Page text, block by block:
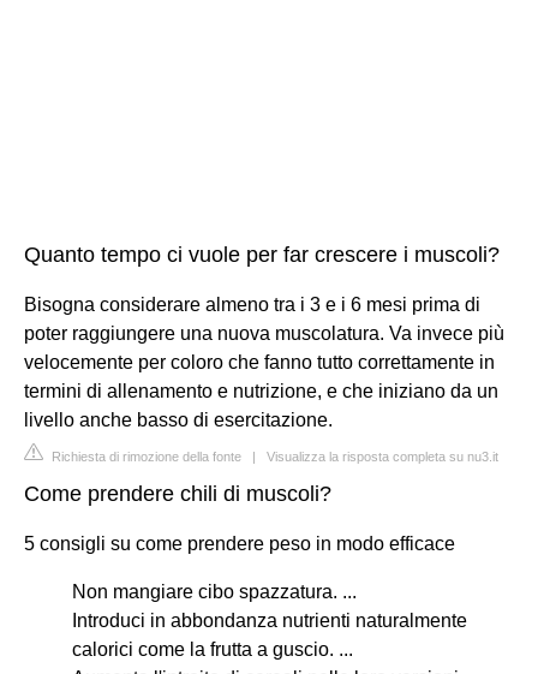
Quanto tempo ci vuole per far crescere i muscoli?
Bisogna considerare almeno tra i 3 e i 6 mesi prima di
poter raggiungere una nuova muscolatura. Va invece più
velocemente per coloro che fanno tutto correttamente in
termini di allenamento e nutrizione, e che iniziano da un
livello anche basso di esercitazione.
Richiesta di rimozione della fonte | Visualizza la risposta completa su nu3.it
Come prendere chili di muscoli?
5 consigli su come prendere peso in modo efficace
Non mangiare cibo spazzatura. ...
Introduci in abbondanza nutrienti naturalmente
calorici come la frutta a guscio. ...